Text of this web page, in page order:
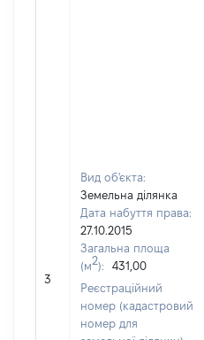
3
Вид об'єкта:
Земельна ділянка
Дата набуття права:
27.10.2015
Загальна площа
(м2):
431,00
Реєстраційний
номер (кадастровий
номер для